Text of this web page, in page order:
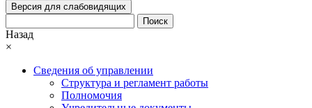
Версия для слабовидящих
Поиск
Назад
×
Сведения об управлении
Структура и регламент работы
Полномочия